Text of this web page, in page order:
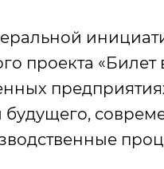
проекта